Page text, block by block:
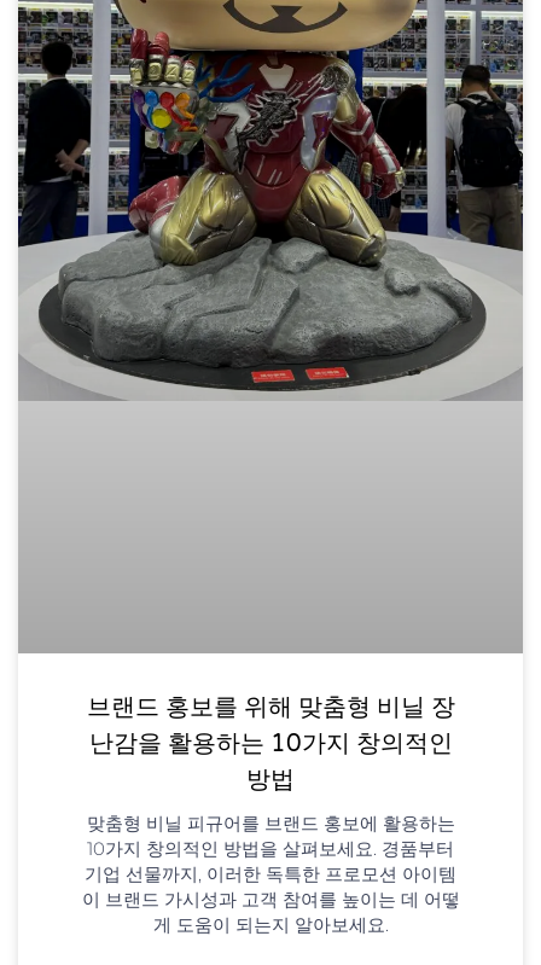
브랜드 홍보를 위해 맞춤형 비닐 장
난감을 활용하는 10가지 창의적인
방법
맞춤형 비닐 피규어를 브랜드 홍보에 활용하는
10가지 창의적인 방법을 살펴보세요. 경품부터
기업 선물까지, 이러한 독특한 프로모션 아이템
이 브랜드 가시성과 고객 참여를 높이는 데 어떻
게 도움이 되는지 알아보세요.